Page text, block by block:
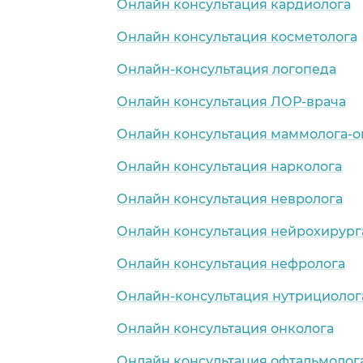
Онлайн консультация кардиолога
Онлайн консультация косметолога
Онлайн-консультация логопеда
Онлайн консультация ЛОР-врача
Онлайн консультация маммолога-
Онлайн консультация нарколога
Онлайн консультация невролога
Онлайн консультация
Онлайн консультация нефролога
Онлайн-консультация
Онлайн консультация онколога